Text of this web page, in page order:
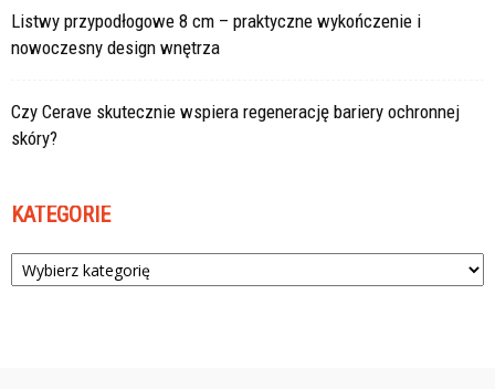
Listwy przypodłogowe 8 cm – praktyczne wykończenie i
nowoczesny design wnętrza
Czy Cerave skutecznie wspiera regenerację bariery ochronnej
skóry?
KATEGORIE
Kategorie